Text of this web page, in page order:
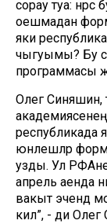
сорау туа:
оешмадан
яки
чыгуымы? Бу
программасы
Олег Синяшин,
республикада
юнәлешләр
узды. Ул
апрель аенда
вакыт эчендә
килә”, - ди